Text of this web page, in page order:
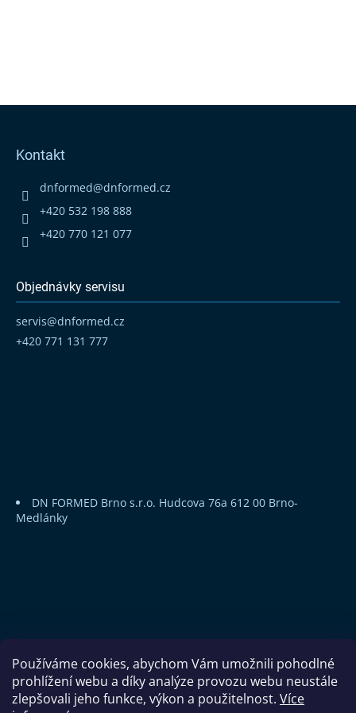
Používáme cookies, abychom Vám umožnili pohodlné
prohlížení webu a díky analýze provozu webu neustále
zlepšovali jeho funkce, výkon a použitelnost. Více
Kontakt
dnformed@dnformed.cz
+420 532 198 888
+420 770 121 077
Objednávky servisu
servis@dnformed.cz
+420 771 131 777
DN FORMED Brno s.r.o. Hudcova 76a 612 00 Brno-
Medlánky